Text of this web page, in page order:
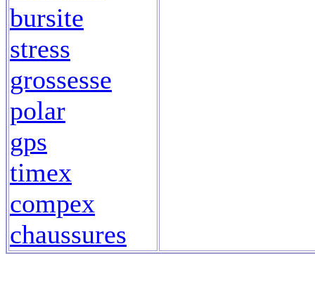
bursite
stress
grossesse
polar
gps
timex
compex
chaussures